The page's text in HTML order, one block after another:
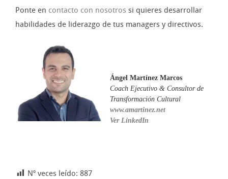
Ponte en contacto con nosotros si quieres desarrollar
habilidades de liderazgo de tus managers y directivos.
Ángel Martínez Marcos
Coach Ejecutivo & Consultor de
Transformación Cultural
www.amartinez.net
Ver LinkedIn
Nº veces leído: 887